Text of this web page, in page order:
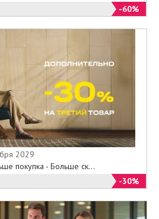
-60%
2029
покупка - Больше ск...
-30%